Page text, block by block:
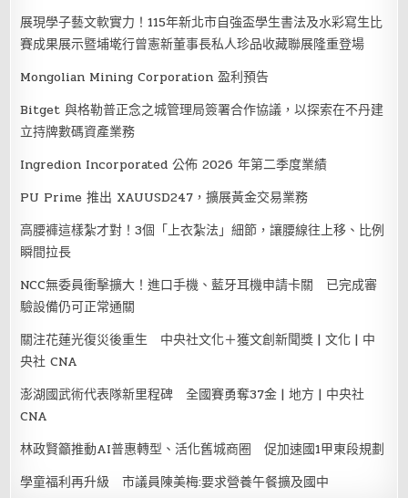
展現學子藝文軟實力！115年新北市自強盃學生書法及水彩寫生比
賽成果展示暨埔墘行曾憲新董事長私人珍品收藏聯展隆重登場
Mongolian Mining Corporation 盈利預告
Bitget 與格勒普正念之城管理局簽署合作協議，以探索在不丹建
立持牌數碼資產業務
Ingredion Incorporated 公佈 2026 年第二季度業績
PU Prime 推出 XAUUSD247，擴展黃金交易業務
高腰褲這樣紮才對！3個「上衣紮法」細節，讓腰線往上移、比例
瞬間拉長
NCC無委員衝擊擴大！進口手機、藍牙耳機申請卡關 已完成審
驗設備仍可正常通關
關注花蓮光復災後重生 中央社文化＋獲文創新聞獎 | 文化 | 中
央社 CNA
澎湖國武術代表隊新里程碑 全國賽勇奪37金 | 地方 | 中央社
CNA
林政賢籲推動AI普惠轉型、活化舊城商圈 促加速國1甲東段規劃
學童福利再升級 市議員陳美梅:要求營養午餐擴及國中